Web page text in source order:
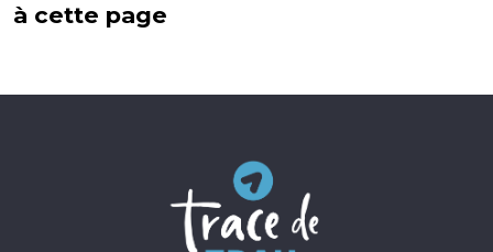
à cette page